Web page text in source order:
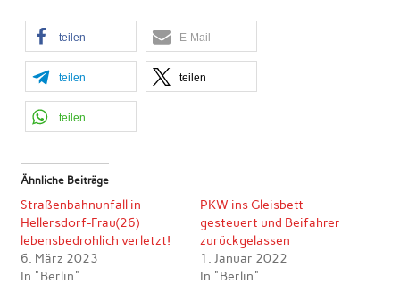
teilen E-Mail
teilen teilen
teilen
Ähnliche Beiträge
Straßenbahnunfall in
Hellersdorf-Frau(26)
lebensbedrohlich verletzt!
6. März 2023
In "Berlin"
PKW ins Gleisbett
gesteuert und Beifahrer
zurückgelassen
1. Januar 2022
In "Berlin"